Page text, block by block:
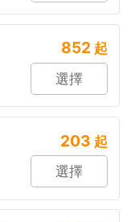
852 起
選擇
203 起
選擇